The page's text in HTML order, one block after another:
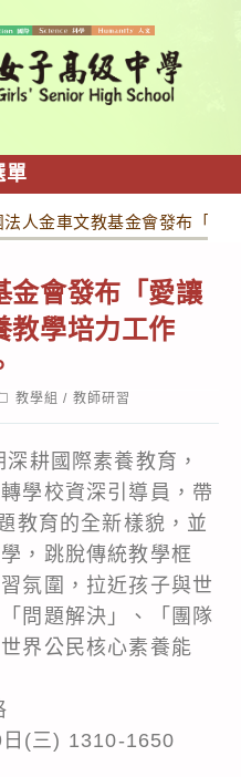
單
法人金車文教基金會發布「愛
金會發布「愛讓
學培力工作
教學組 / 教師研習
耕國際素養教育，
學校資深引導員，帶
教育的全新樣貌，並
，跳脫傳統教學框
氛圍，拉近孩子與世
問題解決」、「團隊
界公民核心素養能
(三) 1310-1650